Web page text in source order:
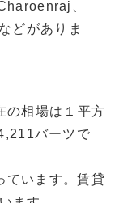
、
どがありま
の相場は１平方
バーツで
ています。賃貸